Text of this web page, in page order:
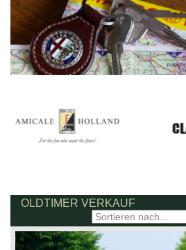
OLDTIMER VERKAUF